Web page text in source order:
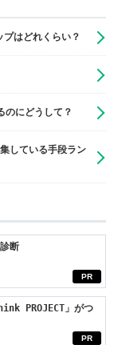
プはどれくらい？
のにどうして？
している手段ラン
PR
断
PR
PROJECT」がつ